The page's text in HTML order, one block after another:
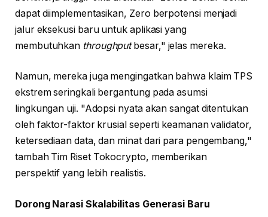
dapat diimplementasikan, Zero berpotensi menjadi
jalur eksekusi baru untuk aplikasi yang
membutuhkan throughputbesar," jelas mereka.
Namun, mereka juga mengingatkan bahwa klaim TPS
ekstrem seringkali bergantung pada asumsi
lingkungan uji. "Adopsi nyata akan sangat ditentukan
oleh faktor-faktor krusial seperti keamanan validator,
ketersediaan data, dan minat dari para pengembang,"
tambah Tim Riset Tokocrypto, memberikan
perspektif yang lebih realistis.
Dorong Narasi Skalabilitas Generasi Baru